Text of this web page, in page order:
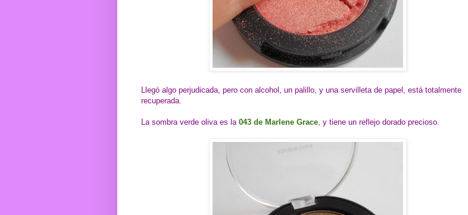
Llegó algo perjudicada, pero con alcohol, un palillo, y una servilleta de papel, está totalmente
recuperada.
La sombra verde oliva es la 043 de Marlene Grace, y tiene un reflejo dorado precioso.